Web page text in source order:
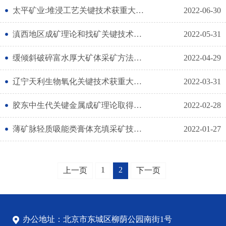
太平矿业:堆浸工艺关键技术获重大突破 2022-06-30
滇西地区成矿理论和找矿关键技术获重大突破 2022-05-31
缓倾斜破碎富水厚大矿体采矿方法获重大突破 2022-04-29
辽宁天利生物氧化关键技术获重大突破 2022-03-31
胶东中生代关键金属成矿理论取得重大创新成果 2022-02-28
薄矿脉轻质吸能类膏体充填采矿技术获重大突破 2022-01-27
上一页 1 2 下一页
办公地址：北京市东城区柳荫公园南街1号